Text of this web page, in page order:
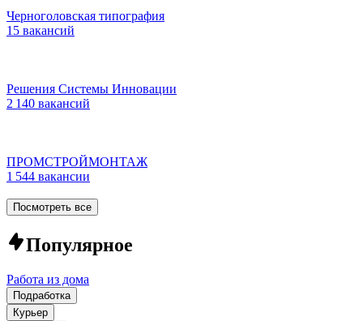
Черноголовская типография
15 вакансий
Решения Системы Инновации
2 140 вакансий
ПРОМСТРОЙМОНТАЖ
1 544 вакансии
Посмотреть все
Популярное
Работа из дома
Подработка
Курьер